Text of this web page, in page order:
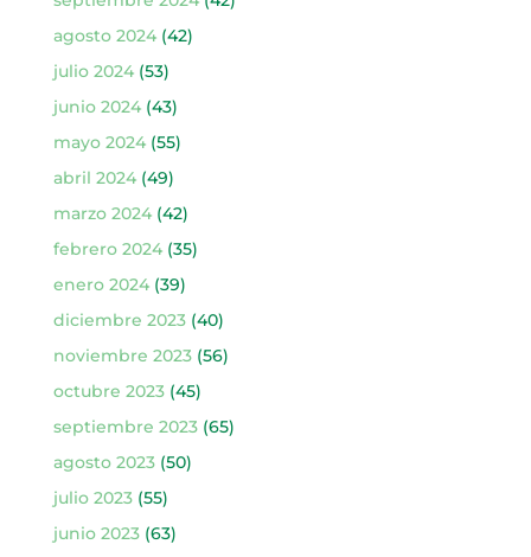
agosto 2024(42)
julio 2024(53)
junio 2024(43)
mayo 2024(55)
abril 2024(49)
marzo 2024(42)
febrero 2024(35)
enero 2024(39)
diciembre 2023(40)
noviembre 2023(56)
octubre 2023(45)
septiembre 2023(65)
agosto 2023(50)
julio 2023(55)
junio 2023(63)